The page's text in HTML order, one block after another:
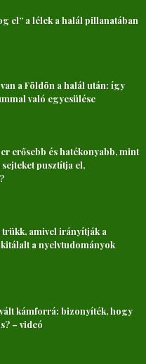
el” a lélek a halál pillanatában
a Földön a halál után: így
való egyesülése
erősebb és hatékonyabb, mint
sejteket pusztítja el,
amivel irányítják a
a nyelvtudományok
kámforrá: bizonyíték, hogy
– videó